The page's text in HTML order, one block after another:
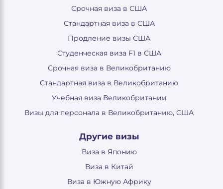
Срочная виза в США
Стандартная виза в США
Продление визы США
Студенческая виза F1 в США
Срочная виза в Великобританию
Стандартная виза в Великобританию
Учебная виза Великобритании
Визы для персонала в Великобританию, США
Другие визы
Виза в Японию
Виза в Китай
Виза в Южную Африку